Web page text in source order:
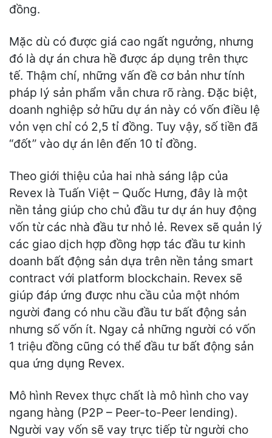
đồng.
Mặc dù có được giá cao ngất ngưởng, nhưng
đó là dự án chưa hề được áp dụng trên thực
tế. Thậm chí, những vấn đề cơ bản như tính
pháp lý sản phẩm vẫn chưa rõ ràng. Đặc biệt,
doanh nghiệp sở hữu dự án này có vốn điều lệ
vỏn vẹn chỉ có 2,5 tỉ đồng. Tuy vậy, số tiền đã
“đốt” vào dự án lên đến 10 tỉ đồng.
Theo giới thiệu của hai nhà sáng lập của
Revex là Tuấn Việt – Quốc Hưng, đây là một
nền tảng giúp cho chủ đầu tư dự án huy động
vốn từ các nhà đầu tư nhỏ lẻ. Revex sẽ quản lý
các giao dịch hợp đồng hợp tác đầu tư kinh
doanh bất động sản dựa trên nền tảng smart
contract với platform blockchain. Revex sẽ
giúp đáp ứng được nhu cầu của một nhóm
người đang có nhu cầu đầu tư bất động sản
nhưng số vốn ít. Ngay cả những người có vốn
1 triệu đồng cũng có thể đầu tư bất động sản
qua ứng dụng Revex.
Mô hình Revex thực chất là mô hình cho vay
ngang hàng (P2P – Peer-to-Peer lending).
Người vay vốn sẽ vay trực tiếp từ người cho